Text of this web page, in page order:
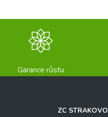
Garance růstu
ZC STRAKOVO